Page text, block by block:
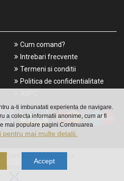
a-ti imbunatati experienta de navigare.
a colecta informatii anonime, cum ar fi
mai populare pagini.Continuarea
pentru mai multe detalii.
Accept
Cum comand?
Intrebari frecvente
Termeni si conditii
Politica de confidentialitate
DNA